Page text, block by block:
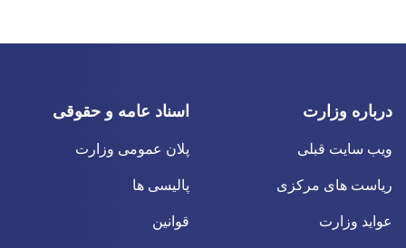
درباره وزارت
ویب سایت قبلی
ریاست های مرکزی
عواید وزارت
اسناد عامه و حقوقی
پلان عمومی وزارت
پالیسی ها
قوانین